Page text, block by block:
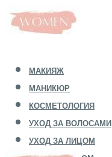
МАКИЯЖ
МАНИКЮР
КОСМЕТОЛОГИЯ
УХОД ЗА ВОЛОСАМИ
УХОД ЗА ЛИЦОМ